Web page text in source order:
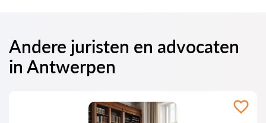
Andere juristen en advocaten
in Antwerpen